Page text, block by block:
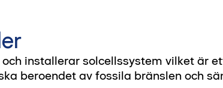
installerar solcellssystem vilket är
beroendet av fossila bränslen och